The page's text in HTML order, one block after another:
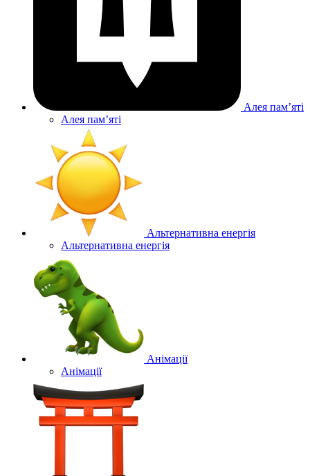
Алея памʼяті
Алея памʼяті
Альтернативна енергія
Альтернативна енергія
Анімації
Анімації